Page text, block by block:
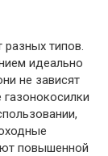
типов.
идеально
не зависят
газонокосилки
повышенной